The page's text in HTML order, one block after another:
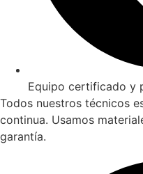
Equipo certificado y
Todos nuestros técnicos
continua. Usamos
garantía.